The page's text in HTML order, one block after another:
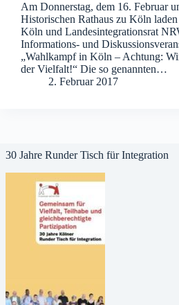
Am Donnerstag, dem 16. Februar
Historischen Rathaus zu Köln
Köln und Landesintegrationsrat
Informations- und
„Wahlkampf in Köln – Achtung:
der Vielfalt!“ Die so genannten…
2. Februar 2017
30 Jahre Runder Tisch für Integration